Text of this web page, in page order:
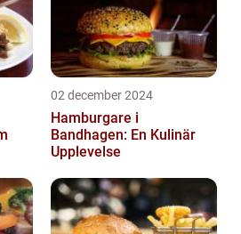
02 december 2024
Hamburgare i
Bandhagen: En Kulinär
Upplevelse